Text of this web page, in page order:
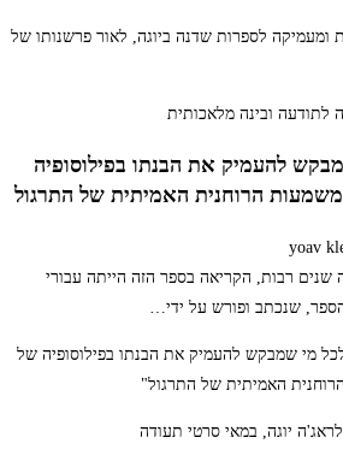
ומעמיקה לספרות שדנה ביוגה, לאור פרשנותו של
לתודעה ובינה מלאכותית
להעמיק את הבנתו בפילוסופיה
הרוחנית האמיתית של התרגול
שנים רבות, הקריאה בספר הזה הייתה עבורי
שנכתב ופורש על ידי…
מי שמבקש להעמיק את הבנתו בפילוסופיה של
האמיתית של התרגול"
יוגה, במאי סרטי תעודה